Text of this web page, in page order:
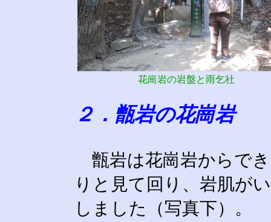
花崗岩の岩盤と雨乞社
２．甑岩の花崗岩
甑岩は花崗岩からで
りと見て回り、岩肌が
しました（写真下）。